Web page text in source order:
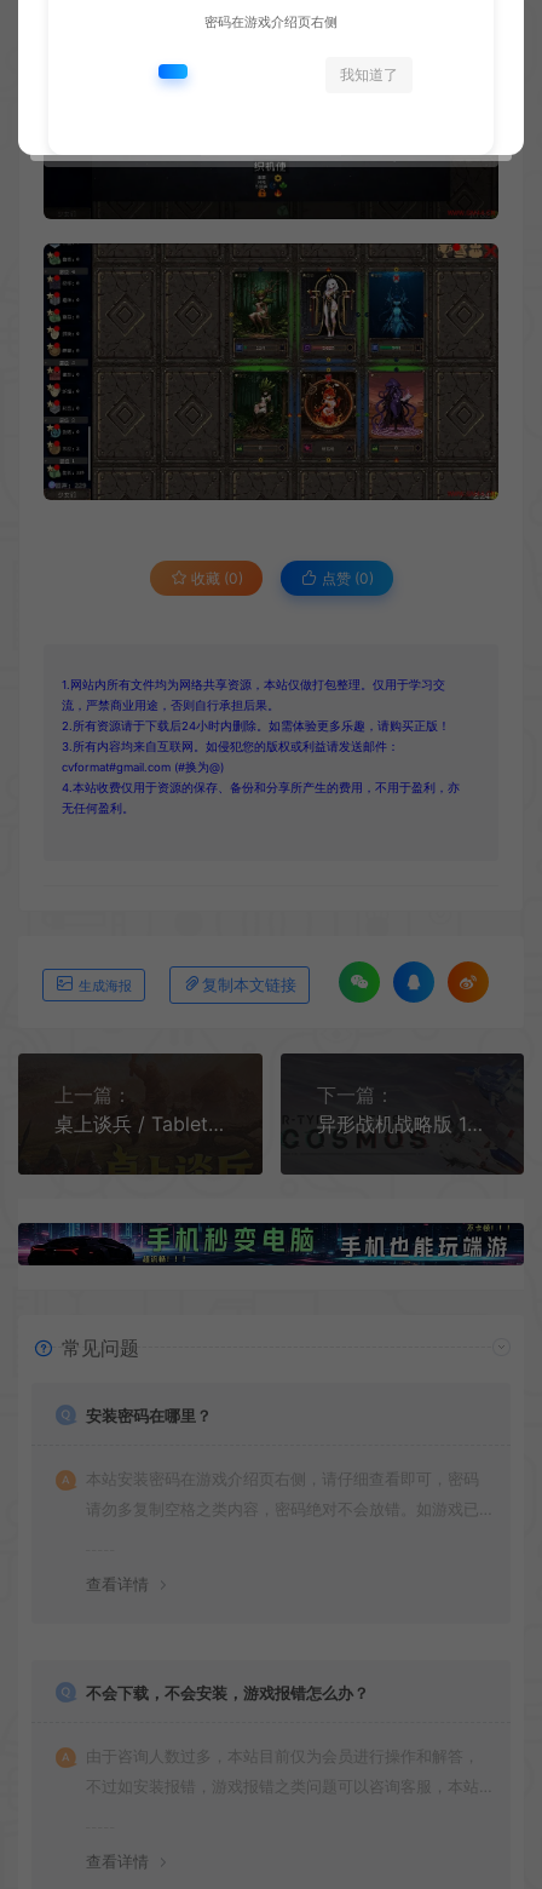
收藏 (0) 点赞 (0)
1.网站内所有文件均为网络共享资源，本站仅做打包整理。仅用于学习交
流，严禁商业用途，否则自行承担后果。
2.所有资源请于下载后24小时内删除。如需体验更多乐趣，请购买正版！
3.所有内容均来自互联网。如侵犯您的版权或利益请发送邮件：
cvformat#gmail.com (#换为@)
4.本站收费仅用于资源的保存、备份和分享所产生的费用，不用于盈利，亦
无任何盈利。
生成海报 复制本文链接
上一篇：
桌上谈兵 / Tabletop Tavern 战争策略模拟游戏
下一篇：
异形战机战略版 1&2 宇宙 / R-Type Tactics I • II Cosmos 回合制战术策略游戏
常见问题
安装密码在哪里？
本站安装密码在游戏介绍页右侧，请仔细查看即可，密码
请勿多复制空格之类内容，密码绝对不会放错。如游戏已
查看详情
不会下载，不会安装，游戏报错怎么办？
由于咨询人数过多，本站目前仅为会员进行操作和解答，
不过如安装报错，游戏报错之类问题可以咨询客服，本站
查看详情
密码在游戏介绍页右侧
我知道了